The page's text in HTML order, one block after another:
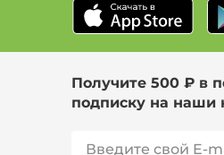
Получите 500 ₽ в
подписку на наши